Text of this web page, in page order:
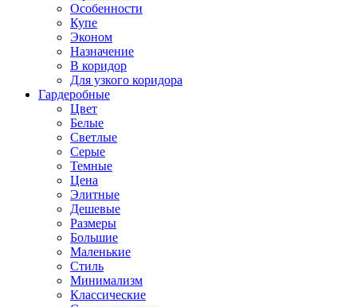
Особенности
Купе
Эконом
Назначение
В коридор
Для узкого коридора
Гардеробные
Цвет
Белые
Светлые
Серые
Темные
Цена
Элитные
Дешевые
Размеры
Большие
Маленькие
Стиль
Минимализм
Классические